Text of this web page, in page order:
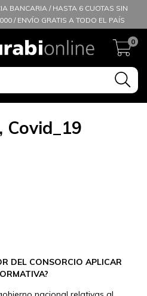
BANCARIA / HASTA 6 CUOTAS SIN
/ ENVÍO GRATIS A TODO EL PAÍS
0
Covid_19
DEL CONSORCIO APLICAR